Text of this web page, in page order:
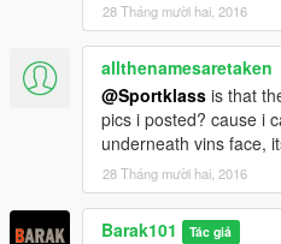
28 Tháng mười hai, 2016
allthenamesaretaken
@Sportklass is that
pics i posted? cause i
underneath vins face,
28 Tháng mười hai, 2016
Barak101 Tác giả